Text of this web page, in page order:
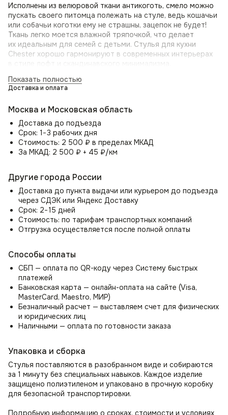
Исполнены из велюровой ткани антикоготь, смело можно
пускать своего питомца полежать на стуле, ведь кошачьи
или собачьи коготки ему не страшны, зацепок не будет!
Ткань легко моется влажной тряпочкой, что делает
их идеальным для семей с детьми. Стулья для кухни
Chester хорошо гармонируют в современных интерьерах
в стиле лофт и скандинавского минимализма.
Цветовая гамма стула со спинкой Chester включает в себя
различные оттенки под любой вкус. Сиденье и спинка
и поддержку. А универсальный стиль делает его удобным
для перестановки в разные места вашего дома.
Стулья на кухню или столовую
Могут служить как дизайнерский стул на кухню
выбор для стульев со спинкой в кафе или ресторан.
Приобретите дизайнерский стул Chester сегодня
и наслаждайтесь исключительным стилем, комфортом
и универсальностью в любом пространстве.
Стул в гостиную, спальню
Организуйте удобное место для отдыха с помощью стула
чтения, утреннего просмотра новостей или
использоваться как стул для туалетного столика.
Прекрасно впишется в зал или прихожую как элемент
декора и место ожидания.
Показать полностью
Доставка и оплата
Москва и Московская область
Доставка до подъезда
Срок: 1−3 рабочих дня
Стоимость: 2 500 ₽ в пределах МКАД
За МКАД: 2 500 ₽ + 45 ₽/км
Другие города России
Доставка до пункта выдачи или курьером до подъезда
через СДЭК или Яндекс Доставку
Срок: 2−15 дней
Стоимость: по тарифам транспортных компаний
Отгрузка осуществляется после полной оплаты
Способы оплаты
СБП — оплата по QR-коду через Систему быстрых
платежей
Банковская карта — онлайн-оплата на сайте (Visa,
MasterCard, Maestro, МИР)
Безналичный расчет — выставляем счет для физических
и юридических лиц
Наличными — оплата по готовности заказа
Упаковка и сборка
Стулья поставляются в разобранном виде и собираются
за 1 минуту без специальных навыков. Каждое изделие
защищено полиэтиленом и упаковано в прочную коробку
для безопасной транспортировки.
Подробную информацию о сроках, стоимости и условиях